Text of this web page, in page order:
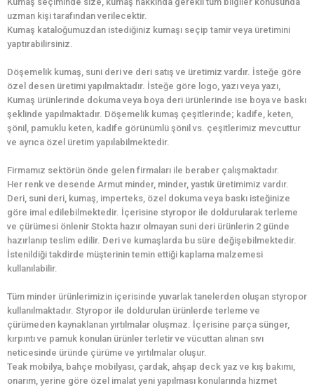
uzman kişi tarafından verilecektir.
Kumaş kataloğumuzdan istediğiniz kumaşı seçip tamir veya üretimini
yaptırabilirsiniz.
Döşemelik kumaş, suni deri ve deri satış ve üretimiz vardır. İsteğe göre
özel desen üretimi yapılmaktadır. İsteğe göre logo, yazı veya yazı,
Kumaş ürünlerinde dokuma veya boya deri ürünlerinde ise boya ve baskı
şeklinde yapılmaktadır. Döşemelik kumaş çeşitlerinde; kadife, keten,
şönil, pamuklu keten, kadife görünümlü şönil vs. çeşitlerimiz mevcuttur
ve ayrıca özel üretim yapılabilmektedir.
Firmamız sektörün önde gelen firmaları ile beraber çalışmaktadır.
Her renk ve desende Armut minder, minder, yastık üretimimiz vardır.
Deri, suni deri, kumaş, imperteks, özel dokuma veya baskı isteğinize
göre imal edilebilmektedir. İçerisine styropor ile doldurularak terleme
ve çürümesi önlenir Stokta hazır olmayan suni deri ürünlerin 2 günde
hazırlanıp teslim edilir. Deri ve kumaşlarda bu süre değişebilmektedir.
İstenildiği takdirde müşterinin temin ettiği kaplama malzemesi
kullanılabilir.
Tüm minder ürünlerimizin içerisinde yuvarlak tanelerden oluşan styropor
kullanılmaktadır. Styropor ile doldurulan ürünlerde terleme ve
çürümeden kaynaklanan yırtılmalar oluşmaz. İçerisine parça sünger,
kırpıntı ve pamuk konulan ürünler terletir ve vücuttan alınan sıvı
neticesinde üründe çürüme ve yırtılmalar oluşur.
Teak mobilya, bahçe mobilyası, çardak, ahşap deck yaz ve kış bakımı,
onarım, yerine göre özel imalat yeni yapılması konularında hizmet